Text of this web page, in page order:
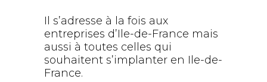
Il s’adresse à la fois aux
entreprises d’Ile-de-France mais
aussi à toutes celles qui
souhaitent s’implanter en Ile-de-
France.